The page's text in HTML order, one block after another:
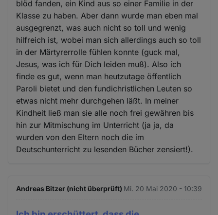
blöd fanden, ein Kind aus so einer Familie in der
Klasse zu haben. Aber dann wurde man eben mal
ausgegrenzt, was auch nicht so toll und wenig
hilfreich ist, wobei man sich allerdings auch so toll
in der Märtyrerrolle fühlen konnte (guck mal,
Jesus, was ich für Dich leiden muß). Also ich
finde es gut, wenn man heutzutage öffentlich
Paroli bietet und den fundichristlichen Leuten so
etwas nicht mehr durchgehen läßt. In meiner
Kindheit ließ man sie alle noch frei gewähren bis
hin zur Mitmischung im Unterricht (ja ja, da
wurden von den Eltern noch die im
Deutschunterricht zu lesenden Bücher zensiert!).
Andreas Bitzer (nicht überprüft) Mi. 20 Mai 2020 - 10:39